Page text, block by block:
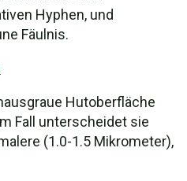
Hyphen, und
Fäulnis.
Hutoberfläche
Fall unterscheidet sie
(1.0-1.5 Mikrometer),